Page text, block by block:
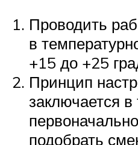
Проводить
в
+15 до +25
Принцип
заключается в
подобрать